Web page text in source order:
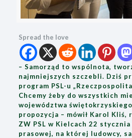
Spread the love
– Samorząd to wspólnota,
najmniejszych szczebli. Dziś
program PSL-u
Chcemy żeby do wszystkich
województwa
propozycja – mówił Karol Kliś,
ZW PSL w Kielcach 22
prasowej, na której ludowcy,